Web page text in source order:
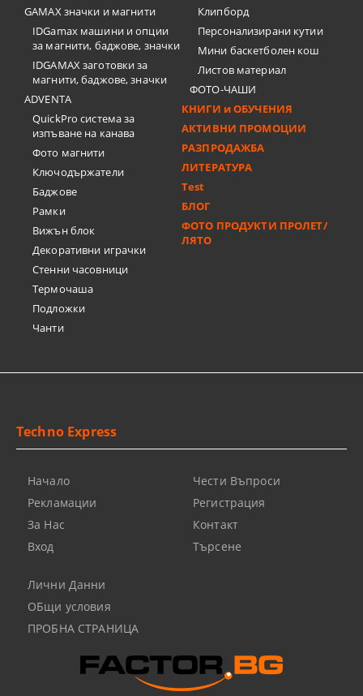
GAMAX значки и магнити
IDGamax машини и опции
за магнити, баджове, значки
IDGAMAX заготовки за
магнити, баджове, значки
ADVENTA
QuickPro система за
изпъване на канава
Фото магнити
Ключодържатели
Баджове
Рамки
Вижън блок
Декоративни играчки
Стенни часовници
Термочашa
Подложки
Чанти
Клипборд
Персонализирани кутии
Мини баскетболен кош
Листов материал
ФОТО-ЧАШИ
КНИГИ и ОБУЧЕНИЯ
АКТИВНИ ПРОМОЦИИ
РАЗПРОДАЖБА
ЛИТЕРАТУРА
Test
БЛОГ
ФОТО ПРОДУКТИ ПРОЛЕТ/
ЛЯТО
Techno Express
Начало
Рекламации
За Нас
Вход
Чести Въпроси
Регистрация
Контакт
Търсене
Лични Данни
ОБщи условия
ПРОБНА СТРАНИЦА